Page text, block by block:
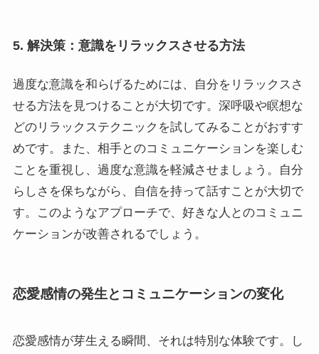
5. 解決策：意識をリラックスさせる方法
過度な意識を和らげるためには、自分をリラックスさ
せる方法を見つけることが大切です。深呼吸や瞑想な
どのリラックステクニックを試してみることがおすす
めです。また、相手とのコミュニケーションを楽しむ
ことを重視し、過度な意識を軽減させましょう。自分
らしさを保ちながら、自信を持って話すことが大切で
す。このようなアプローチで、好きな人とのコミュニ
ケーションが改善されるでしょう。
恋愛感情の発生とコミュニケーションの変化
恋愛感情が芽生える瞬間、それは特別な体験です。し